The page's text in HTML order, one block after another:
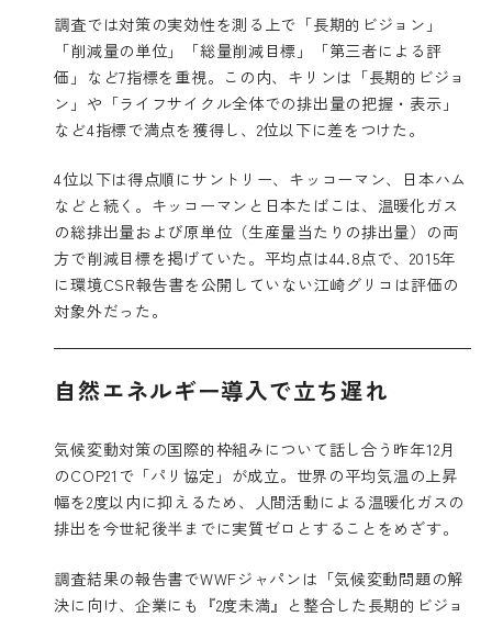
調査では対策の実効性を測る上で「長期的ビジョン」
「削減量の単位」「総量削減目標」「第三者による評
価」など7指標を重視。この内、キリンは「長期的ビジョ
ン」や「ライフサイクル全体での排出量の把握・表示」
など4指標で満点を獲得し、2位以下に差をつけた。
4位以下は得点順にサントリー、キッコーマン、日本ハム
などと続く。キッコーマンと日本たばこは、温暖化ガス
の総排出量および原単位（生産量当たりの排出量）の両
方で削減目標を掲げていた。平均点は44.8点で、2015年
に環境CSR報告書を公開していない江崎グリコは評価の
対象外だった。
自然エネルギー導入で立ち遅れ
気候変動対策の国際的枠組みについて話し合う昨年12月
のCOP21で「パリ協定」が成立。世界の平均気温の上昇
幅を2度以内に抑えるため、人間活動による温暖化ガスの
排出を今世紀後半までに実質ゼロとすることをめざす。
調査結果の報告書でWWFジャパンは「気候変動問題の解
決に向け、企業にも『2度未満』と整合した長期的ビジョ